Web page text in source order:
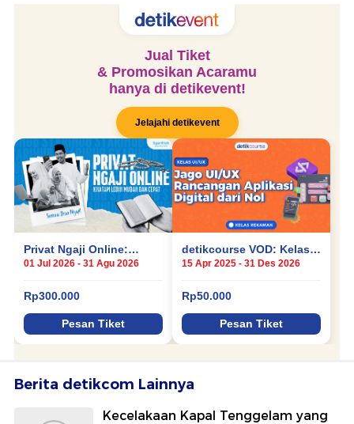
Berita detikcom Lainnya
Kecelakaan Kapal Tenggelam yang